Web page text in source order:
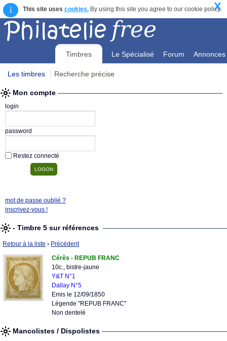
i This site uses cookies.By using this site you agree to our cookie policy.
X
Timbres Le Spécialisé Forum Annonces
Les timbres Recherche précise
Mon compte
login
password
Restez connecté
mot de passe oublié ?
inscrivez-vous !
- Timbre 5 sur références
Retour à la liste › Précédent
Cérès - REPUB FRANC
10c., bistre-jaune
Y&T N°1
Dallay N°5
Emis le 12/09/1850
Légende "REPUB FRANC"
Non dentelé
Mancolistes / Dispolistes